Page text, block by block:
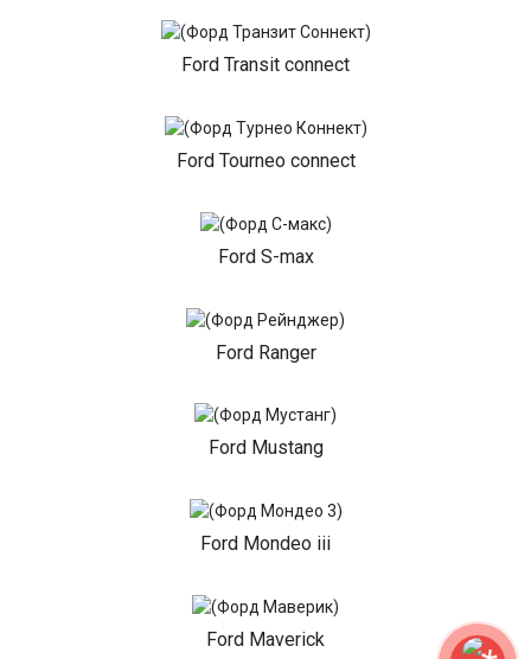
Ford Transit connect
Ford Tourneo connect
Ford S-max
Ford Ranger
Ford Mustang
Ford Mondeo iii
Ford Maverick